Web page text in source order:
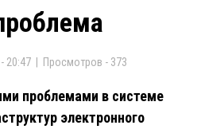
20:47 | Просмотров - 373
проблемами в системе
электронного